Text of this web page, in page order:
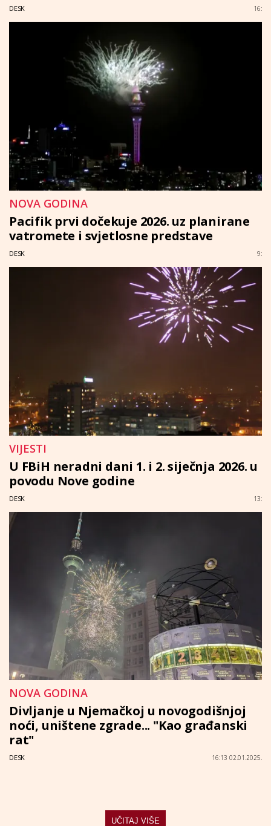
DESK 16:
NOVA GODINA
Pacifik prvi dočekuje 2026. uz planirane
vatromete i svjetlosne predstave
DESK 9:
VIJESTI
U FBiH neradni dani 1. i 2. siječnja 2026. u
povodu Nove godine
DESK 13:
NOVA GODINA
Divljanje u Njemačkoj u novogodišnjoj
noći, uništene zgrade... "Kao građanski
rat"
DESK 16:13 02.01.2025.
UČITAJ VIŠE